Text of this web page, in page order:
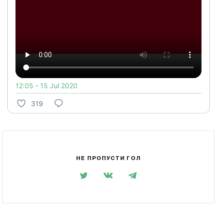
12:05 - 15 Jul 2020
319
НЕ ПРОПУСТИ ГОЛ